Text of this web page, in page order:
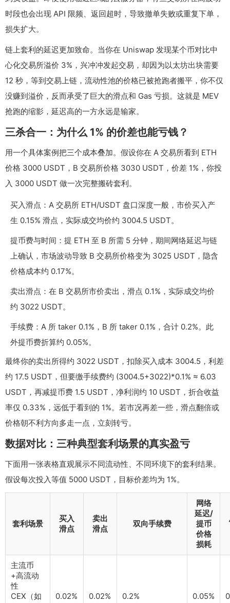
时段也会出现 API 限频、返回超时，导致撤单失败或重复下单，
损失扩大。
链上套利的延迟更加致命。当你在 Uniswap 发现某个币对比中
心化交易所溢价 3%，兴冲冲发起交易，却因为以太坊出块需要
12 秒，等到交易上链，流动性池的价格已被抢跑者搬平，你不仅
没赚到溢价，反而承受了巨大的滑点和 Gas 亏损。这就是 MEV
抢跑的缩影，延迟高的一方永远是输家。
三杀合一：为什么 1% 的价差也能亏钱？
用一个具体案例把三个成本叠加。假设你在 A 交易所看到 ETH
价格 3000 USDT，B 交易所价格 3030 USDT，价差 1%，你投
入 3000 USDT 做一次完整搬砖套利。
买入滑点：A 交易所 ETH/USDT 盘口深度一般，市价买入产
生 0.15% 滑点，实际成交均价约 3004.5 USDT。
提币费与时间：提 ETH 至 B 所需 5 分钟，期间网络延迟与链
上确认，市场波动导致 B 交易所价格变为 3025 USDT，隐含
价格成本约 0.17%。
卖出滑点：在 B 交易所市价卖出，滑点 0.1%，实际成交均价
约 3022 USDT。
手续费：A 所 taker 0.1%，B 所 taker 0.1%，合计 0.2%。此
外提币费折算约 0.05%。
最终你的卖出所得约 3022 USDT，扣除买入成本 3004.5，利差
约 17.5 USDT，但要缴手续费约 (3004.5+3022)*0.1% ≈ 6.03
USDT，再减提币费 1.5 USDT，净利润约 10 USDT，折合收益
率仅 0.33%，远低于看到的 1%。若市况再差一些，滑点翻倍或
价格朝不利方向多走一点，立刻转亏。
数据对比：三种典型套利场景的真实盈亏
下面用一张表格直观展示不同流动性、不同环境下的套利结果。
假设每次投入等值 5000 USDT，目标价差均为 1%。
套利场景
买入
滑点
卖出
滑点
双向手续费
网络
延迟/
提币
价格
损耗
主流币
+高流动
性
CEX（如
0.02% 0.02% 0.2% 0.05%